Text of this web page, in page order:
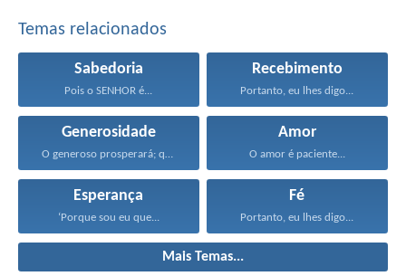
Temas relacionados
Sabedoria
Pois o SENHOR é...
Recebimento
Portanto, eu lhes digo...
Generosidade
O generoso prosperará; quem...
Amor
O amor é paciente...
Esperança
‘Porque sou eu que...
Fé
Portanto, eu lhes digo...
Mais Temas...